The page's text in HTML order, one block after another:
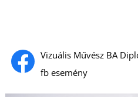
Vizuális Művész BA
fb esemény